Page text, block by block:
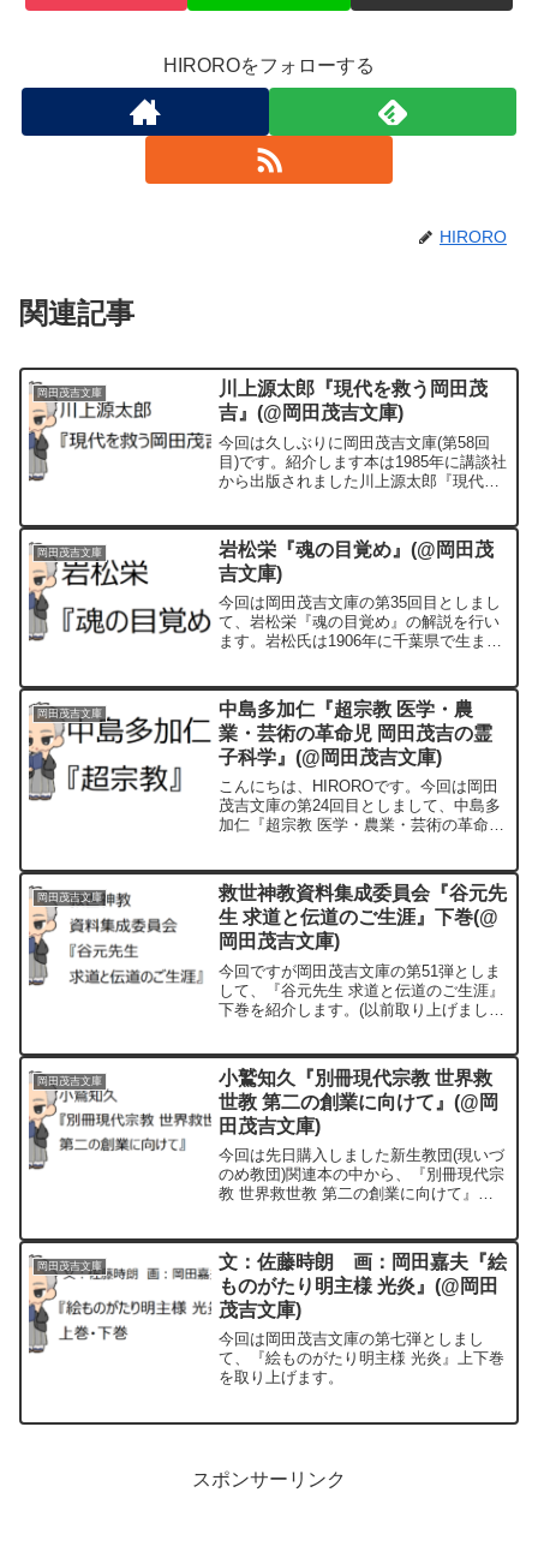
HIROROをフォローする
HIRORO
関連記事
岡田茂吉文庫
川上源太郎『現代を救う岡田茂
吉』(@岡田茂吉文庫)
今回は久しぶりに岡田茂吉文庫(第58回
目)です。紹介します本は1985年に講談社
から出版されました川上源太郎『現代を
岡田茂吉文庫
岩松栄『魂の目覚め』(@岡田茂
吉文庫)
今回は岡田茂吉文庫の第35回目としまし
て、岩松栄『魂の目覚め』の解説を行い
ます。岩松氏は1906年に千葉県で生まれ
歴任し、本書出版時の肩書は相談役とな
っています。
岡田茂吉文庫
中島多加仁『超宗教 医学・農
業・芸術の革命児 岡田茂吉の霊
子科学』(@岡田茂吉文庫)
こんにちは、HIROROです。今回は岡田
茂吉文庫の第24回目としまして、中島多
加仁『超宗教 医学・農業・芸術の革命児
ます) 著者の中島多加仁氏は一元化で離
脱した大栄...
岡田茂吉文庫
救世神教資料集成委員会『谷元先
生 求道と伝道のご生涯』下巻(@
岡田茂吉文庫)
今回ですが岡田茂吉文庫の第51弾としま
して、『谷元先生 求道と伝道のご生涯』
下巻を紹介します。(以前取り上げました
岡田茂吉文庫
小鷲知久『別冊現代宗教 世界救
世教 第二の創業に向けて』(@岡
田茂吉文庫)
今回は先日購入しました新生教団(現いづ
のめ教団)関連本の中から、『別冊現代宗
教 世界救世教 第二の創業に向けて』の
岡田茂吉文庫
文：佐藤時朗 画：岡田嘉夫『絵
ものがたり明主様 光炎』(@岡田
茂吉文庫)
今回は岡田茂吉文庫の第七弾としまし
て、『絵ものがたり明主様 光炎』上下巻
を取り上げます。
スポンサーリンク